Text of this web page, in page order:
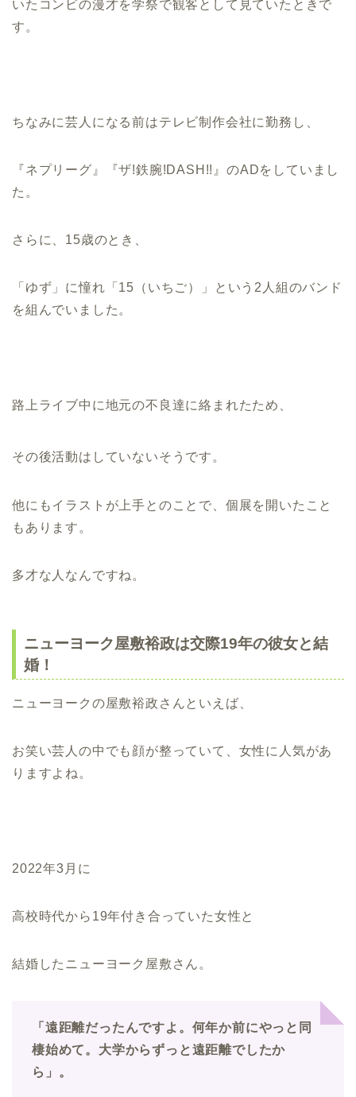
いたコンビの漫才を学祭で観客として見ていたときで
す。
ちなみに芸人になる前はテレビ制作会社に勤務し、
『ネプリーグ』『ザ!鉄腕!DASH!!』のADをしていまし
た。
さらに、15歳のとき、
「ゆず」に憧れ「15（いちご）」という2人組のバンド
を組んでいました。
路上ライブ中に地元の不良達に絡まれたため、
その後活動はしていないそうです。
他にもイラストが上手とのことで、個展を開いたこと
もあります。
多才な人なんですね。
ニューヨーク屋敷裕政は交際19年の彼女と結
婚！
ニューヨークの屋敷裕政さんといえば、
お笑い芸人の中でも顔が整っていて、女性に人気があ
りますよね。
2022年3月に
高校時代から19年付き合っていた女性と
結婚したニューヨーク屋敷さん。
「遠距離だったんですよ。何年か前にやっと同
棲始めて。大学からずっと遠距離でしたか
ら」。